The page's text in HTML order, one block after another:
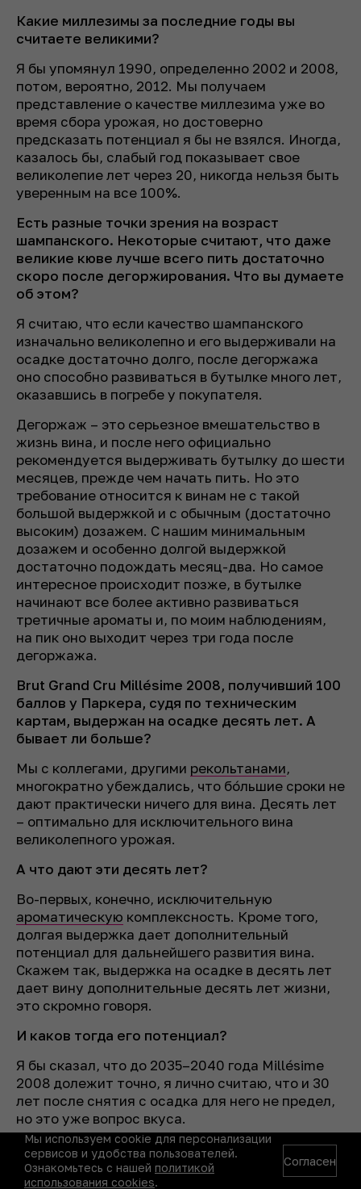
Какие миллезимы за последние годы вы
считаете великими?
Я бы упомянул 1990, определенно 2002 и 2008,
потом, вероятно, 2012. Мы получаем
представление о качестве миллезима уже во
время сбора урожая, но достоверно
предсказать потенциал я бы не взялся. Иногда,
казалось бы, слабый год показывает свое
великолепие лет через 20, никогда нельзя быть
уверенным на все 100%.
Есть разные точки зрения на возраст
шампанского. Некоторые считают, что даже
великие кюве лучше всего пить достаточно
скоро после дегоржирования. Что вы думаете
об этом?
Я считаю, что если качество шампанского
изначально великолепно и его выдерживали на
осадке достаточно долго, после дегоржажа
оно способно развиваться в бутылке много лет,
оказавшись в погребе у покупателя.
Дегоржаж – это серьезное вмешательство в
жизнь вина, и после него официально
рекомендуется выдерживать бутылку до шести
месяцев, прежде чем начать пить. Но это
требование относится к винам не с такой
большой выдержкой и с обычным (достаточно
высоким) дозажем. С нашим минимальным
дозажем и особенно долгой выдержкой
достаточно подождать месяц-два. Но самое
интересное происходит позже, в бутылке
начинают все более активно развиваться
третичные ароматы и, по моим наблюдениям,
на пик оно выходит через три года после
дегоржажа.
Brut Grand Cru Millésime 2008, получивший 100
баллов у Паркера, судя по техническим
картам, выдержан на осадке десять лет. А
бывает ли больше?
Мы с коллегами, другими рекольтанами,
многократно убеждались, что бóльшие сроки не
дают практически ничего для вина. Десять лет
– оптимально для исключительного вина
великолепного урожая.
А что дают эти десять лет?
Во-первых, конечно, исключительную
ароматическую комплексность. Кроме того,
долгая выдержка дает дополнительный
потенциал для дальнейшего развития вина.
Скажем так, выдержка на осадке в десять лет
дает вину дополнительные десять лет жизни,
это скромно говоря.
И каков тогда его потенциал?
Я бы сказал, что до 2035–2040 года Millésime
2008 долежит точно, я лично считаю, что и 30
лет после снятия с осадка для него не предел,
но это уже вопрос вкуса.
Почему его нет в прайсе? Кончилось?
Нет, не кончилось, но мы решили его временно
Мы используем cookie для персонализации
сервисов и удобства пользователей.
Ознакомьтесь с нашей политикой
использования cookies.
Согласен